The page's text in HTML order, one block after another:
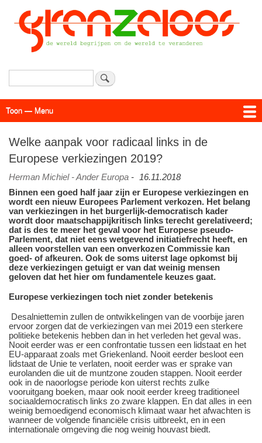
Overslaan
en
naar
de
Zoeken
Menu
Toon — Menu
Welke aanpak voor radicaal links in de
Europese verkiezingen 2019?
Herman Michiel - Ander Europa - 16.11.2018
Binnen een goed half jaar zijn er Europese verkiezingen en
wordt een nieuw Europees Parlement verkozen. Het belang
van verkiezingen in het burgerlijk-democratisch kader
wordt door maatschappijkritisch links terecht gerelativeerd;
dat is des te meer het geval voor het Europese pseudo-
Parlement, dat niet eens wetgevend initiatiefrecht heeft, en
alleen voorstellen van een onverkozen Commissie kan
goed- of afkeuren. Ook de soms uiterst lage opkomst bij
deze verkiezingen getuigt er van dat weinig mensen
geloven dat het hier om fundamentele keuzes gaat.
Europese verkiezingen toch niet zonder betekenis
Desalniettemin zullen de ontwikkelingen van de voorbije jaren
ervoor zorgen dat de verkiezingen van mei 2019 een sterkere
politieke betekenis hebben dan in het verleden het geval was.
Nooit eerder was er een confrontatie tussen een lidstaat en het
EU-apparaat zoals met Griekenland. Nooit eerder besloot een
lidstaat de Unie te verlaten, nooit eerder was er sprake van
eurolanden die uit de muntzone zouden stappen. Nooit eerder
ook in de naoorlogse periode kon uiterst rechts zulke
vooruitgang boeken, maar ook nooit eerder kreeg traditioneel
sociaaldemocratisch links zo zware klappen. En dat alles in een
weinig bemoedigend economisch klimaat waar het afwachten is
wanneer de volgende financiële crisis uitbreekt, en in een
internationale omgeving die nog weinig houvast biedt.